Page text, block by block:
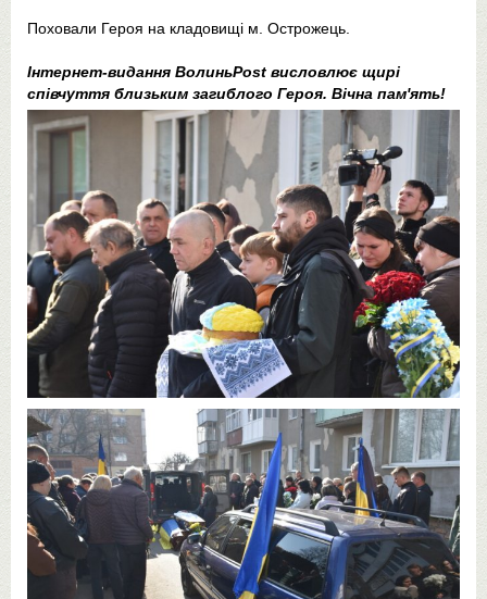
Поховали Героя на кладовищі м. Острожець.
Інтернет-видання ВолиньPost висловлює щирі
співчуття близьким загиблого Героя. Вічна пам'ять!